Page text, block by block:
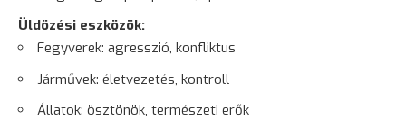
Üldözési eszközök:
Fegyverek: agresszió, konfliktus
Járművek: életvezetés, kontroll
Állatok: ösztönök, természeti erők